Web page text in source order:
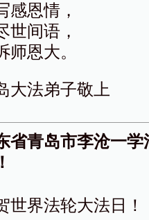
感恩情，
世间语，
师恩大。
大法弟子敬上
省青岛市李沧一
世界法轮大法日！